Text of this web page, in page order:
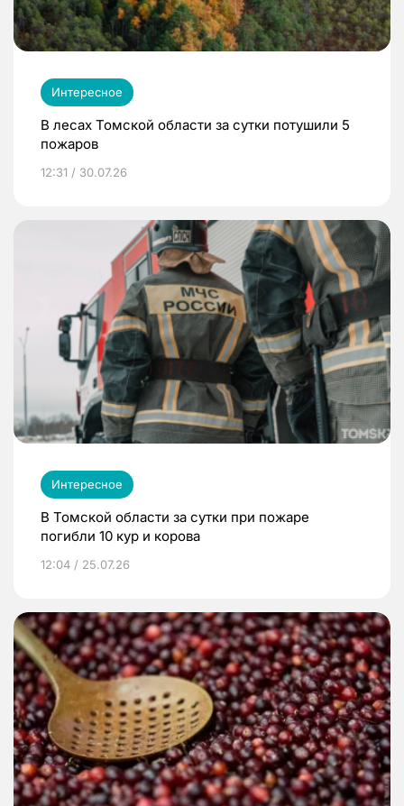
Интересное
В лесах Томской области за сутки потушили 5
пожаров
12:31 / 30.07.26
Интересное
В Томской области за сутки при пожаре
погибли 10 кур и корова
12:04 / 25.07.26